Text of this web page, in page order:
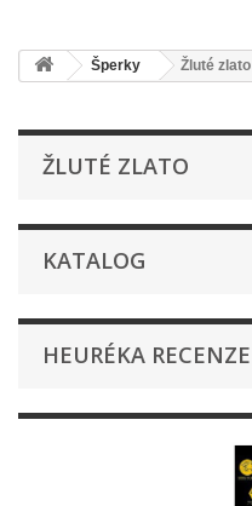
Šperky Žluté zlato
ŽLUTÉ ZLATO
KATALOG
HEURÉKA RECENZE